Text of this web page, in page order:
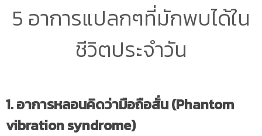
5 อาการแปลกๆที่มักพบได้ใน
ชีวิตประจำวัน
1. อาการหลอนคิดว่ามือถือสั่น (Phantom
vibration syndrome)